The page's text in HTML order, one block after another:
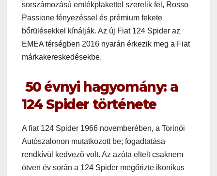
sorszámozású emlékplakettel szerelik fel, Rosso
Passione fényezéssel és prémium fekete
bőrülésekkel kínálják. Az új Fiat 124 Spider az
EMEA térségben 2016 nyarán érkezik meg a Fiat
márkakereskedésekbe.
50 évnyi hagyomány: a
124 Spider története
A fiat 124 Spider 1966 novemberében, a Torinói
Autószalonon mutatkozott be; fogadtatása
rendkívül kedvező volt. Az azóta eltelt csaknem
ötven év során a 124 Spider megőrizte ikonikus